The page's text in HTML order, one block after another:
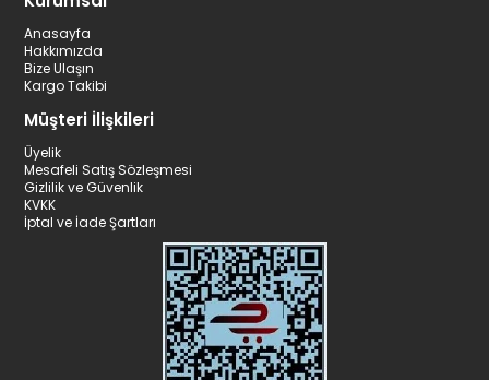
Anasayfa
Hakkımızda
Bize Ulaşın
Kargo Takibi
Müşteri İlişkileri
Üyelik
Mesafeli Satış Sözleşmesi
Gizlilik ve Güvenlik
KVKK
İptal ve İade Şartları